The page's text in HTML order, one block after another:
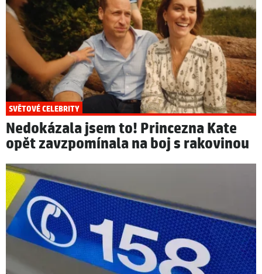
SVĚTOVÉ CELEBRITY
Nedokázala jsem to! Princezna Kate
opět zavzpomínala na boj s rakovinou